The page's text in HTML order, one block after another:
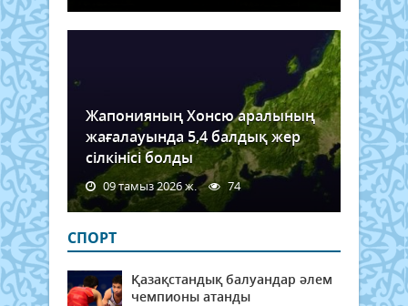
Жапонияның Хонсю аралының
жағалауында 5,4 балдық жер
сілкінісі болды
09 тамыз 2026 ж. 74
СПОРТ
Қазақстандық балуандар әлем
чемпионы атанды